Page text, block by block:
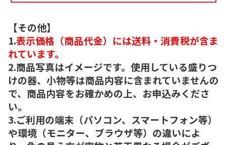
【その他】
1.表示価格（商品代金）には送料・消費税が含ま
れています。
2.商品写真はイメージです。使用している盛りつ
けの器、小物等は商品内容に含まれていませんの
で、商品内容をお確かめの上、お申込みくださ
い。
3.ご利用の端末（パソコン、スマートフォン等）
や環境（モニター、ブラウザ等）の違いによ